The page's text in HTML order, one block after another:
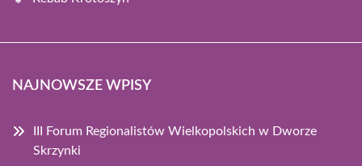
NAJNOWSZE WPISY
III Forum Regionalistów Wielkopolskich w Dworze
Skrzynki